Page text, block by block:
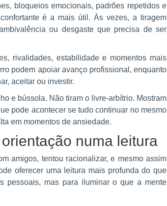
bloqueios emocionais, padrões repetidos e
é a mais útil. Às vezes, a tiragem
ou desgaste que precisa de ser
rivalidades, estabilidade e momentos mais
podem apoiar avanço profissional, enquanto
aceitar ou investir.
e bússola. Não tiram o livre-arbítrio. Mostram
pode acontecer se tudo continuar no mesmo
em momentos de ansiedade.
numa leitura
amigos, tentou racionalizar, e mesmo assim
oferecer uma leitura mais profunda do que
pessoais, mas para iluminar o que a mente